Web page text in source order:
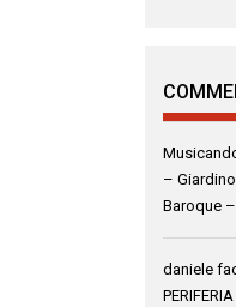
–
Baroque
daniele